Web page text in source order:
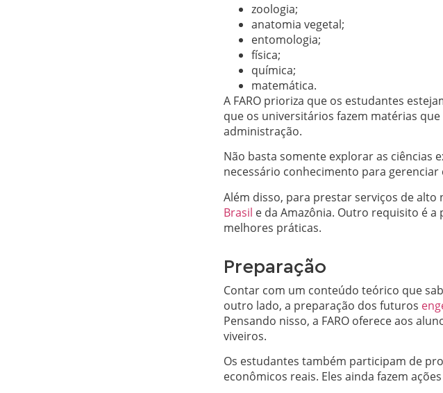
zoologia;
anatomia vegetal;
entomologia;
física;
química;
matemática.
A FARO prioriza que os estudantes
que os universitários fazem matérias
administração.
Não basta somente explorar as ciências
necessário conhecimento para
Além disso, para prestar serviços de
Brasil e da Amazônia. Outro requisito é
melhores práticas.
Preparação
Contar com um conteúdo teórico que
outro lado, a preparação dos futuros
Pensando nisso, a FARO oferece aos
viveiros.
Os estudantes também participam de
econômicos reais. Eles ainda fazem